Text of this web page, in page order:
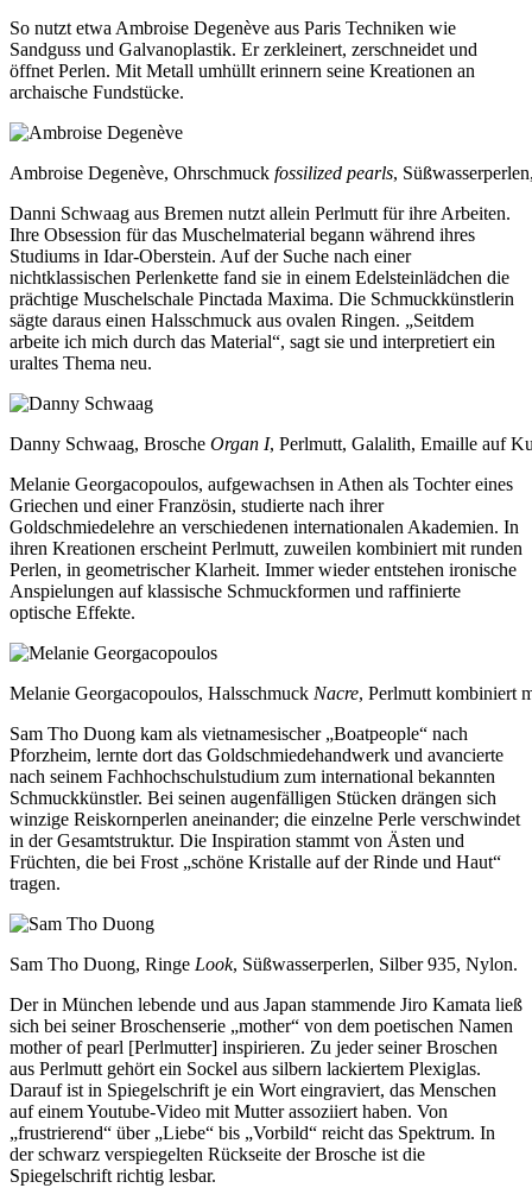
So nutzt etwa Ambroise Degenève aus Paris Techniken wie
Sandguss und Galvanoplastik. Er zerkleinert, zerschneidet und
öffnet Perlen. Mit Metall umhüllt erinnern seine Kreationen an
archaische Fundstücke.
Ambroise Degenève, Ohrschmuck fossilized pearls,
Danni Schwaag aus Bremen nutzt allein Perlmutt für ihre Arbeiten.
Ihre Obsession für das Muschelmaterial begann während ihres
Studiums in Idar-Oberstein. Auf der Suche nach einer
nichtklassischen Perlenkette fand sie in einem Edelsteinlädchen die
prächtige Muschelschale Pinctada Maxima. Die Schmuckkünstlerin
sägte daraus einen Halsschmuck aus ovalen Ringen. „Seitdem
arbeite ich mich durch das Material“, sagt sie und interpretiert ein
uraltes Thema neu.
Danny Schwaag, Brosche Organ I, Perlmutt, Galalith, Emaille auf
Melanie Georgacopoulos, aufgewachsen in Athen als Tochter eines
Griechen und einer Französin, studierte nach ihrer
Goldschmiedelehre an verschiedenen internationalen Akademien. In
ihren Kreationen erscheint Perlmutt, zuweilen kombiniert mit runden
Perlen, in geometrischer Klarheit. Immer wieder entstehen ironische
Anspielungen auf klassische Schmuckformen und raffinierte
optische Effekte.
Melanie Georgacopoulos, Halsschmuck Nacre, Perlmutt kombiniert
Sam Tho Duong kam als vietnamesischer „Boatpeople“ nach
Pforzheim, lernte dort das Goldschmiedehandwerk und avancierte
nach seinem Fachhochschulstudium zum international bekannten
Schmuckkünstler. Bei seinen augenfälligen Stücken drängen sich
winzige Reiskornperlen aneinander; die einzelne Perle verschwindet
in der Gesamtstruktur. Die Inspiration stammt von Ästen und
Früchten, die bei Frost „schöne Kristalle auf der Rinde und Haut“
tragen.
Sam Tho Duong, Ringe Look, Süßwasserperlen, Silber 935, Nylon.
Der in München lebende und aus Japan stammende Jiro Kamata ließ
sich bei seiner Broschenserie „mother“ von dem poetischen Namen
mother of pearl [Perlmutter] inspirieren. Zu jeder seiner Broschen
aus Perlmutt gehört ein Sockel aus silbern lackiertem Plexiglas.
Darauf ist in Spiegelschrift je ein Wort eingraviert, das Menschen
auf einem Youtube-Video mit Mutter assoziiert haben. Von
„frustrierend“ über „Liebe“ bis „Vorbild“ reicht das Spektrum. In
der schwarz verspiegelten Rückseite der Brosche ist die
Spiegelschrift richtig lesbar.